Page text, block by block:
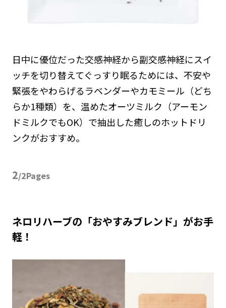
日中に優位だった交感神経から副交感神経にスイ
ッチを切り替えてぐっすり眠るためには、不安や
緊張をやわらげるラベンダーやカモミール（どち
らか1種類）を、温めたオーツミルク（アーモン
ドミルクでもOK）で抽出した癒しのホットドリ
ンクがおすすめ。
2/2Pages
ネロリハーブの「おやすみブレンド」がお手
軽！